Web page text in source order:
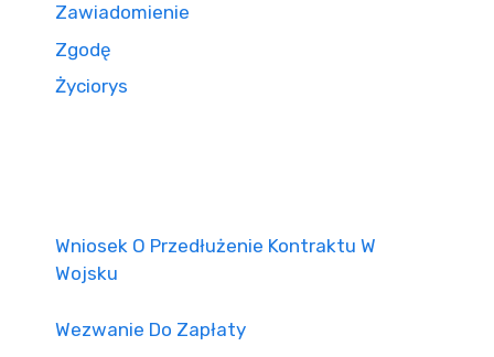
Zawiadomienie
Zgodę
Życiorys
Wniosek O Przedłużenie Kontraktu W
Wojsku
Wezwanie Do Zapłaty